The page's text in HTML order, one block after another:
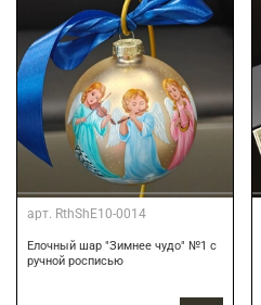
арт. RthShE10-0014
Елочный шар "Зимнее чудо" №1 с
ручной росписью